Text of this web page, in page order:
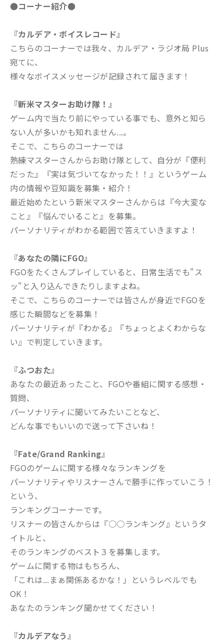
●コーナー紹介●
『カルデア・ボイスレコード』
こちらのコーナーでは我々、カルデア・ラジオ局 Plus
宛てに、
様々なボイスメッセージが記録されて届きます！
『新米マスターお助け隊！』
ゲーム内で当たり前にやっている事でも、意外と知ら
ない人が多いかも知れません...。
そこで、こちらのコーナーでは
熟練マスターさんからお助け隊として、自分が『便利
だった』『実は気づいてなかった！！』というゲーム
内の情報や豆知識を募集・紹介！
最近始めたという新米マスターさんからは『今大変な
こと』『悩んでいること』を募集。
パーソナリティがわかる範囲で答えていきますよ！
『あなたの隣にFGO』
FGOをたくさんプレイしていると、日常生活でも"ス
ッ"と入り込んできたりしますよね。
そこで、こちらのコーナーでは皆さんが身近でFGOを
感じた瞬間などを募集！
パーソナリティが『わかる』『ちょっとよくわからな
い』で判定していきます。
『ふつおた』
あなたの最近あったこと、FGOや番組に関する感想・
質問、
パーソナリティに聞いてみたいことなど、
どんな事でもいいので送って下さいね！
『Fate/Grand Ranking』
FGOのゲームに関する様々なランキングを
パーソナリティやリスナーさんで勝手に作っていこう！
という、
ランキングコーナーです。
リスナーの皆さんからは『○○ランキング』というタ
イトルと、
そのランキングのベスト３を募集します。
ゲームに関する物はもちろん、
「これは...まぁ関係あるかな！」というレベルでも
OK！
あなたのランキング聞かせてください！
『カルデアなう』